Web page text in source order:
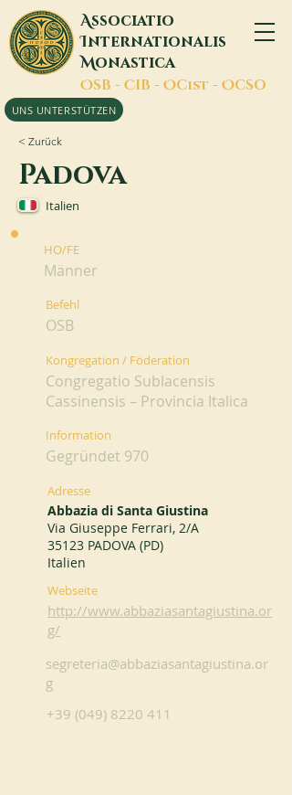
Associatio
Internationalis
Monastica
OSB - CIB - OCist - OCSO
UNS UNTERSTÜTZEN
< Zurück
Padova
Italien
HO/FE
Männer
Befehl
OSB
Kongregation / Föderation
Congregatio Sublacensis
Cassinensis – Provincia Italica
Information
Gegründet 970
Adresse
Abbazia di Santa Giustina
Via Giuseppe Ferrari, 2/A
35123 PADOVA (PD)
Italien
Webseite
http://www.abbaziasantagiustina.or
g/
segreteria@abbaziasantagiustina.or
g
+39 (049) 8220 411